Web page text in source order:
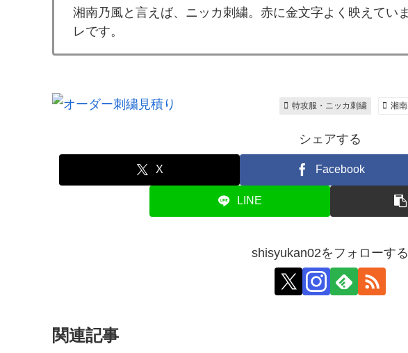
湘南乃風と言えば、ニッカ刺繍。赤に金文字よく映えてい
レです。
特攻服・ニッカ刺繍 湘
シェアする
X Facebook
LINE
shisyukan02をフォローする
関連記事